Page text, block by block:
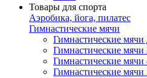
Товары для спорта
Аэробика, йога, пилатес
Гимнастические мячи
Гимнастические мячи
Гимнастические мячи
Гимнастические мячи
Гимнастические мячи